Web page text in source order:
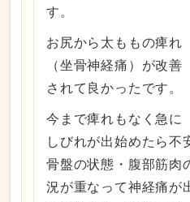
す。
お尻から太ももの痺れ
（坐骨神経痛）が改善
されて良かったです。
今まで痺れもなく急に
しびれが出始めたら不
骨盤の状態・腹部筋肉
況が重なって神経痛が